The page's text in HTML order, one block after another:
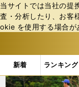
当サイトでは当社の提
査・分析したり、お客
okie を使⽤する場合が
新着 ランキング
b
ス
ポ
「#ナックル